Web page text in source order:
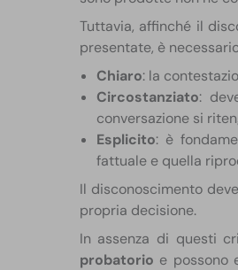
Tuttavia, affinché il
presentate, è
Chiaro: la
Circostanziato:
conversazione si
Esplicito: è
fattuale e quella
Il disconoscimento
propria decisione.
In assenza di questi
probatorio e possono